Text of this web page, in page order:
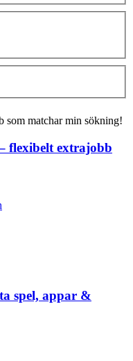
som matchar min sökning!
flexibelt extrajobb
spel, appar &